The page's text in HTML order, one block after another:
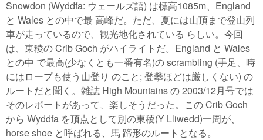
Snowdon (Wyddfa: ウェールズ語) は標高1085m、England
と Wales との中で最 高峰だ。ただ、夏には山頂まで登山列
車が走っているので、観光地化されている らしい。今回
は、東稜の Crib Goch がハイライトだ。England と Wales
との中 で最高(少なくとも一番有名)の scrambling (手足、時
にはロープも使う山登り のこと; 登攀ほどは厳しくない) の
ルートだと聞く。雑誌 High Mountains の 2003/12月号では
そのレポートがあって、楽しそうだった。この Crib Goch
から Wyddfa を頂点として別の東稜(Y Lliwedd)一周が、
horse shoe と呼ばれる、馬 蹄形のルートとなる。